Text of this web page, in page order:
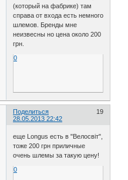
(который на фабрике) там
справа от входа есть немного
шлемов. Бренды мне
неизвесны но цена около 200
грн.
0
Поделиться
19
28.05.2013 22:42
еще Longus есть в "Велосвіт",
тоже 200 грн приличные
очень шлемы за такую цену!
0